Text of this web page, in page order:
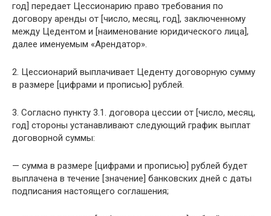
год] передает Цессионарию право требования по
договору аренды от [число, месяц, год], заключенному
между Цедентом и [наименование юридического лица],
далее именуемым «Арендатор».
2. Цессионарий выплачивает Цеденту договорную сумму
в размере [цифрами и прописью] рублей.
3. Согласно пункту 3.1. договора цессии от [число, месяц,
год] стороны устанавливают следующий график выплат
договорной суммы:
— сумма в размере [цифрами и прописью] рублей будет
выплачена в течение [значение] банковских дней с даты
подписания настоящего соглашения;